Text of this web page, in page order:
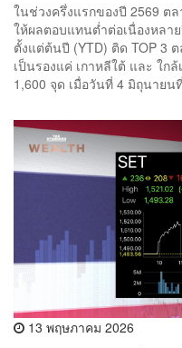
ในช่วงครึ่งแรกของปี 2569 ต
ให้ผลตอบแทนต่ำต่อเนื่องหลา
ตั้งแต่ต้นปี (YTD) ติด TOP 3
เป็นรองแค่ เกาหลีใต้ และ ใก
1,600 จุด เมื่อวันที่ 4 มิถุนา
13 พฤษภาคม 2026